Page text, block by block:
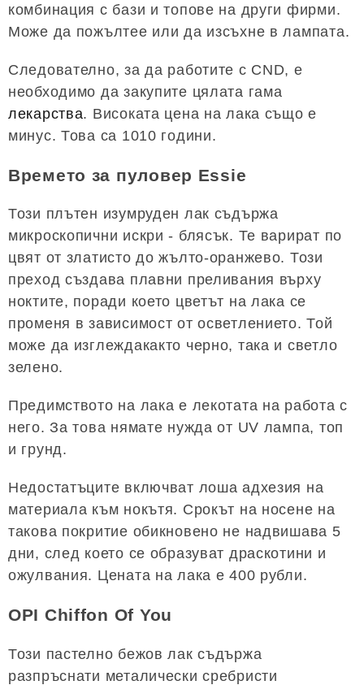
комбинация с бази и топове на други фирми.
Може да пожълтее или да изсъхне в лампата.
Следователно, за да работите с CND, е
необходимо да закупите цялата гама
лекарства. Високата цена на лака също е
минус. Това са 1010 години.
Времето за пуловер Essie
Този плътен изумруден лак съдържа
микроскопични искри - блясък. Те варират по
цвят от златисто до жълто-оранжево. Този
преход създава плавни преливания върху
ноктите, поради което цветът на лака се
променя в зависимост от осветлението. Той
може да изглеждакакто черно, така и светло
зелено.
Предимството на лака е лекотата на работа с
него. За това нямате нужда от UV лампа, топ
и грунд.
Недостатъците включват лоша адхезия на
материала към нокътя. Срокът на носене на
такова покритие обикновено не надвишава 5
дни, след което се образуват драскотини и
ожулвания. Цената на лака е 400 рубли.
OPI Chiffon Of You
Този пастелно бежов лак съдържа
разпръснати металически сребристи